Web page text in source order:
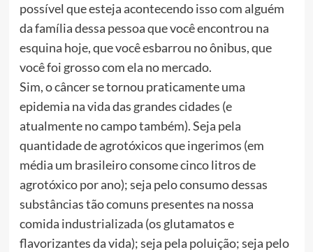
possível que esteja acontecendo isso com alguém
da família dessa pessoa que você encontrou na
esquina hoje, que você esbarrou no ônibus, que
você foi grosso com ela no mercado.
Sim, o câncer se tornou praticamente uma
epidemia na vida das grandes cidades (e
atualmente no campo também). Seja pela
quantidade de agrotóxicos que ingerimos (em
média um brasileiro consome cinco litros de
agrotóxico por ano); seja pelo consumo dessas
substâncias tão comuns presentes na nossa
comida industrializada (os glutamatos e
flavorizantes da vida); seja pela poluição; seja pelo